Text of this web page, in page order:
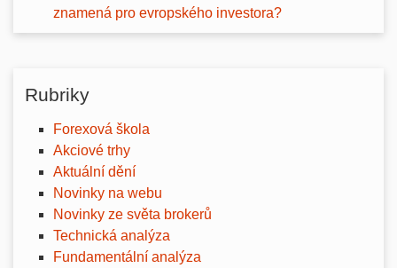
znamená pro evropského investora?
Rubriky
Forexová škola
Akciové trhy
Aktuální dění
Novinky na webu
Novinky ze světa brokerů
Technická analýza
Fundamentální analýza